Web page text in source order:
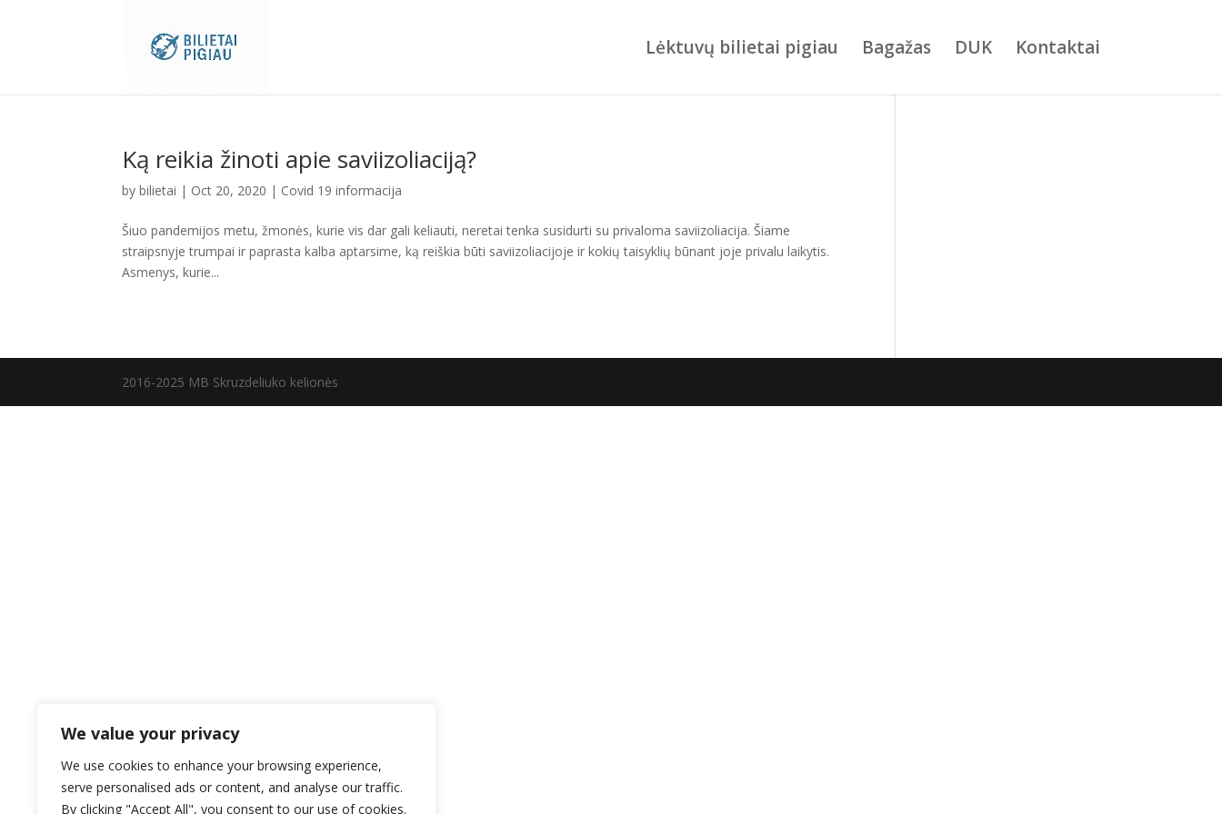
We value your privacy
We use cookies to enhance your browsing experience,
serve personalised ads or content, and analyse our traffic.
By clicking "Accept All", you consent to our use of cookies.
Lėktuvų bilietai pigiau Bagažas DUK Kontaktai
Ką reikia žinoti apie saviizoliaciją?
bybilietai | Oct 20, 2020 | Covid 19 informacija
Šiuo pandemijos metu, žmonės, kurie vis dar gali keliauti, neretai tenka susidurti su privaloma saviizoliacija. Šiame
straipsnyje trumpai ir paprasta kalba aptarsime, ką reiškia būti saviizoliacijoje ir kokių taisyklių būnant joje privalu laikytis.
Asmenys, kurie...
2016-2025 MB Skruzdeliuko kelionės